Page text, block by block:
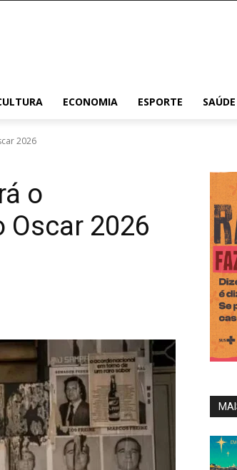
ECONOMIA ESPORTE SAÚDE
2026
o
Oscar 2026